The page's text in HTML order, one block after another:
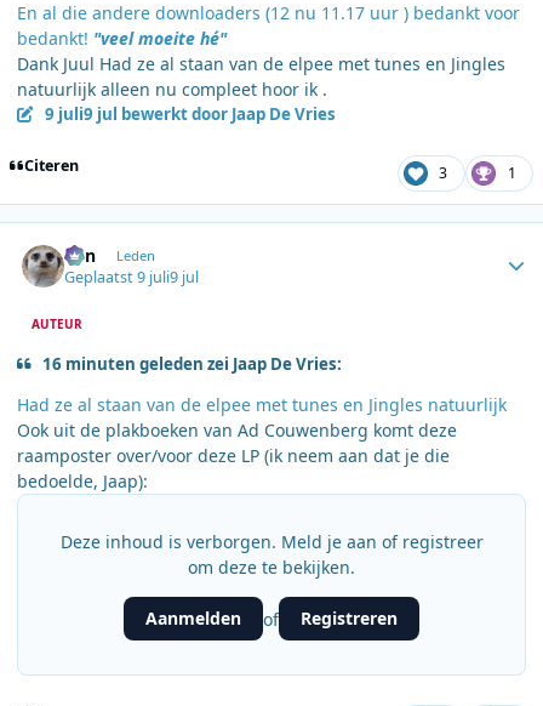
En al die andere downloaders (12 nu 11.17 uur ) bedankt voor
bedankt! "veel moeite hé"
Dank Juul Had ze al staan van de elpee met tunes en Jingles
natuurlijk alleen nu compleet hoor ik .
9 juli9 jul bewerkt door Jaap De Vries
Citeren 3 1
Ben Leden
Geplaatst9 juli9 jul
AUTEUR
16 minuten geleden zei Jaap De Vries:
Had ze al staan van de elpee met tunes en Jingles natuurlijk
Ook uit de plakboeken van Ad Couwenberg komt deze
raamposter over/voor deze LP (ik neem aan dat je die
bedoelde, Jaap):
Deze inhoud is verborgen. Meld je aan of registreer
om deze te bekijken.
Aanmelden of Registreren